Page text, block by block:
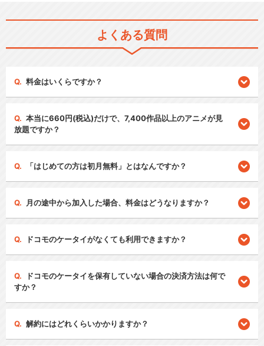
よくある質問
料金はいくらですか？
本当に660円(税込)だけで、7,400作品以上のアニメが見
放題ですか？
「はじめての方は初月無料」とはなんですか？
月の途中から加入した場合、料金はどうなりますか？
ドコモのケータイがなくても利用できますか？
ドコモのケータイを保有していない場合の決済方法は何で
すか？
解約にはどれくらいかかりますか？